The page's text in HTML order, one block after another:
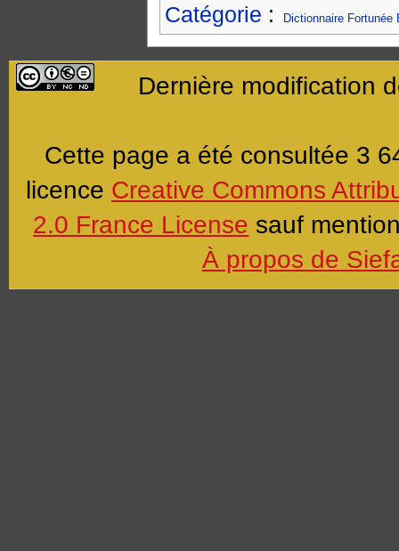
Catégorie : Dictionnaire Fortunée
Dernière modification
Cette page a été consultée 3
licence Creative Commons
2.0 France License sauf
À propos de